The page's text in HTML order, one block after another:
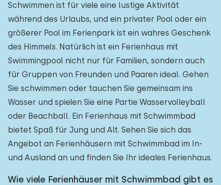
Schwimmen ist für viele eine lustige Aktivität
während des Urlaubs, und ein privater Pool oder ein
größerer Pool im Ferienpark ist ein wahres Geschenk
des Himmels. Natürlich ist ein Ferienhaus mit
Swimmingpool nicht nur für Familien, sondern auch
für Gruppen von Freunden und Paaren ideal. Gehen
Sie schwimmen oder tauchen Sie gemeinsam ins
Wasser und spielen Sie eine Partie Wasservolleyball
oder Beachball. Ein Ferienhaus mit Schwimmbad
bietet Spaß für Jung und Alt. Sehen Sie sich das
Angebot an Ferienhäusern mit Schwimmbad im In-
und Ausland an und finden Sie Ihr ideales Ferienhaus.
Wie viele Ferienhäuser mit Schwimmbad gibt es